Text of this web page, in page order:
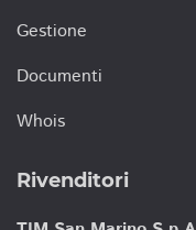
Gestione
Documenti
Whois
Rivenditori